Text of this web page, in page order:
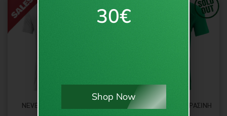
NEVEL ΦΑΝΈΛΑ ΆΣΠΡΗ/
RODDERS ΦΑΝΈΛΑ ΠΡΆΣΙΝΗ
30€
Shop Now